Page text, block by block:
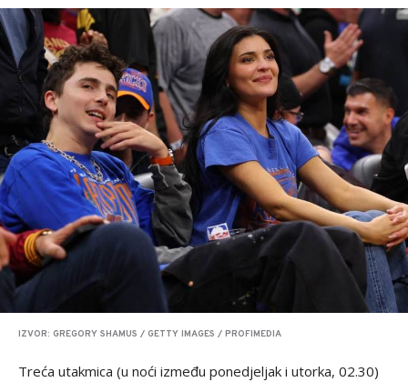
IZVOR: GREGORY SHAMUS / GETTY IMAGES / PROFIMEDIA
Treća utakmica (u noći između ponedjeljak i utorka, 02.30)